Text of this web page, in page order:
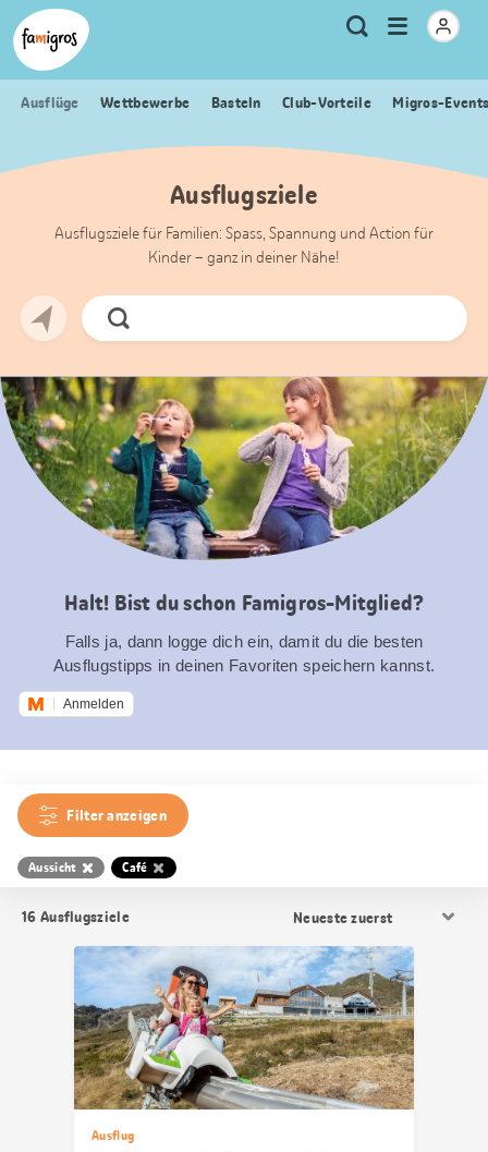
Sprungmarken
Navigation
Header
Logo
Meta
Navigation
Suche
Menu
öffnen
Ausflüge Wettbewerbe Basteln Club-Vorteile Migros-
Ausflugsziele
Ausflugsziele für Familien: Spass, Spannung und Action für
Kinder – ganz in deiner Nähe!
Jetzt
Suchen
Halt! Bist du schon Famigros-Mitglied?
Falls ja, dann logge dich ein, damit du die besten
Ausflugstipps in deinen Favoriten speichern kannst.
Anmelden
Filter anzeigen
Aussicht Café
16 Ausflugsziele
Sortierung
Ausflug